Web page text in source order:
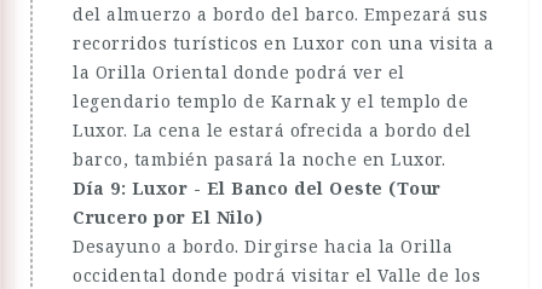
del almuerzo a bordo del barco. Empezará sus
recorridos turísticos en Luxor con una visita a
la Orilla Oriental donde podrá ver el
legendario templo de Karnak y el templo de
Luxor. La cena le estará ofrecida a bordo del
barco, también pasará la noche en Luxor.
Día 9: Luxor - El Banco del Oeste (Tour
Crucero por El Nilo)
Desayuno a bordo. Dirgirse hacia la Orilla
occidental donde podrá visitar el Valle de los